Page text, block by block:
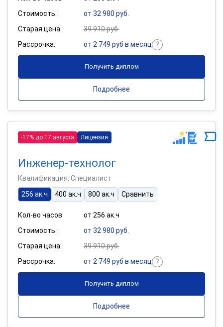
Стоимость:
от 32 980 руб.
Старая цена:
39 910 руб.
Рассрочка:
от 2 749 руб в месяц
Получить диплом
Подробнее
-17% до 17 августа Лицензия
Инженер-технолог
Квалификация: Специалист
256 ак.ч
400 ак.ч 800 ак.ч Сравнить
Кол-во часов:
от 256 ак.ч
Стоимость:
от 32 980 руб.
Старая цена:
39 910 руб.
Рассрочка:
от 2 749 руб в месяц
Получить диплом
Подробнее